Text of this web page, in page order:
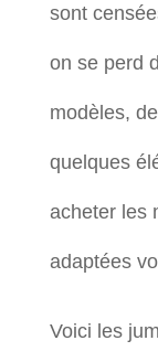
sont
on se perd
modèles,
quelques
acheter les
adaptées
Voici les